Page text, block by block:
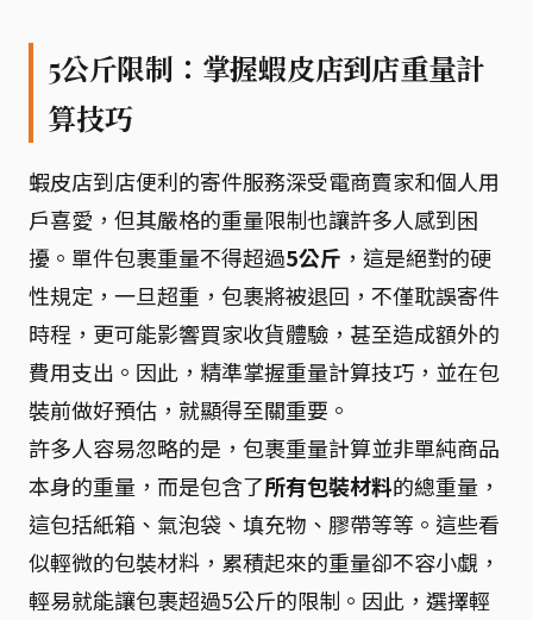
5公斤限制：掌握蝦皮店到店重量計
算技巧
蝦皮店到店便利的寄件服務深受電商賣家和個人用
戶喜愛，但其嚴格的重量限制也讓許多人感到困
擾。單件包裹重量不得超過5公斤 ，這是絕對的硬
性規定，一旦超重，包裹將被退回，不僅耽誤寄件
時程，更可能影響買家收貨體驗，甚至造成額外的
費用支出。因此，精準掌握重量計算技巧，並在包
裝前做好預估，就顯得至關重要。
許多人容易忽略的是，包裹重量計算並非單純商品
本身的重量，而是包含了所有包裝材料的總重量，
這包括紙箱、氣泡袋、填充物、膠帶等等。這些看
似輕微的包裝材料，累積起來的重量卻不容小覷，
輕易就能讓包裹超過5公斤的限制。因此，選擇輕